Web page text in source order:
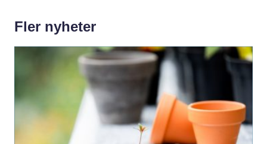
Fler nyheter